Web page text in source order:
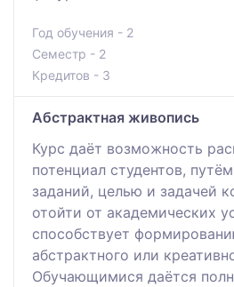
Год обучения - 2
Семестр - 2
Кредитов - 3
Абстрактная живопись
Курс даёт возможность
потенциал студентов,
заданий, целью и задачей
отойти от академических
способствует
абстрактного или
Обучающимися даётся